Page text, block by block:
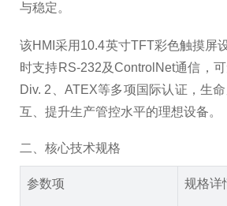
与稳定。
该HMI采用10.4英寸TFT彩色触摸屏
时支持RS-232及ControlNet通信，
Div. 2、ATEX等多项国际认证，生
互、提升生产管控水平的理想设备。
二、核心技术规格
参数项 规格详